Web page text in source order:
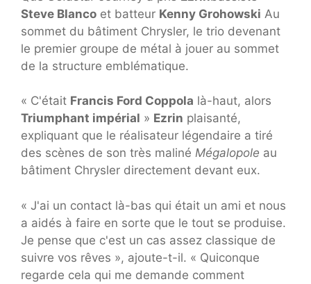
Steve Blanco et batteur Kenny Grohowski Au
sommet du bâtiment Chrysler, le trio devenant
le premier groupe de métal à jouer au sommet
de la structure emblématique.
« C'était Francis Ford Coppola là-haut, alors
Triumphant impérial » Ezrin plaisanté,
expliquant que le réalisateur légendaire a tiré
des scènes de son très maliné Mégalopole au
bâtiment Chrysler directement devant eux.
« J'ai un contact là-bas qui était un ami et nous
a aidés à faire en sorte que le tout se produise.
Je pense que c'est un cas assez classique de
suivre vos rêves », ajoute-t-il. « Quiconque
regarde cela qui me demande comment